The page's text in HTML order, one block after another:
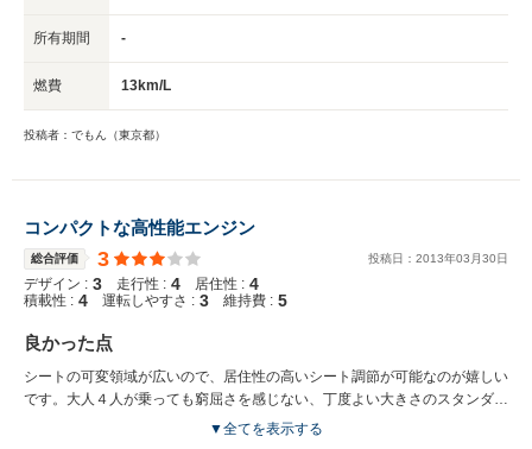
所有期間 -
燃費 13km/L
投稿者：でもん（東京都）
コンパクトな高性能エンジン
総合評価 3 投稿日： 2013年03 月30日
デザイン : 3 走行性 : 4 居住性 : 4
積載性 : 4 運転しやすさ : 3 維持費 : 5
良かった点
シートの可変領域が広いので、居住性の高いシート調節が可能なのが嬉しい
です。大人４人が乗っても窮屈さを感じない、丁度よい大きさのスタンダー
▼全てを表示する